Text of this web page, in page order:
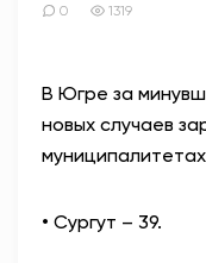
ЭТО
0 1319
В Югре за
новых случаев
• Сургут – 39.